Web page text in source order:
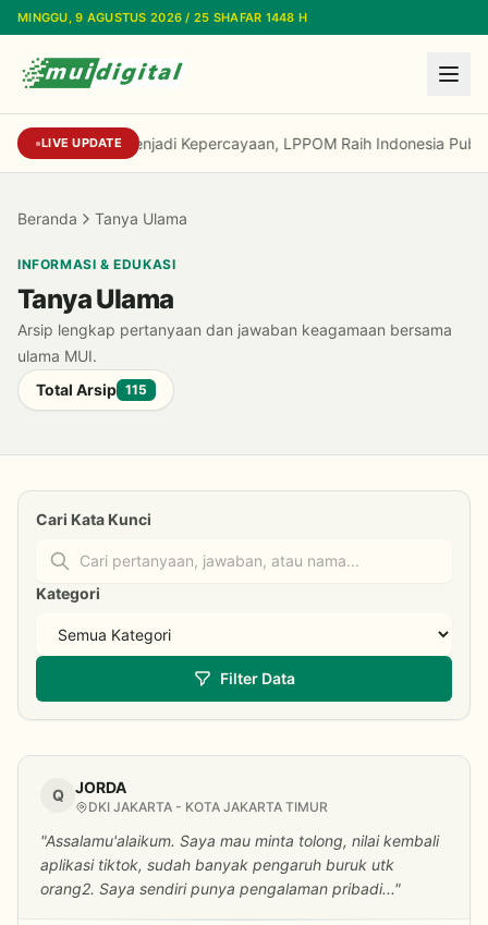
Lewati ke konten utama
MINGGU, 9 AGUSTUS 2026 / 25 SHAFAR 1448 H
LIVE UPDATE
Dari Reputasi Menjadi Kepercayaan, LPPOM Raih Indonesia
Beranda Tanya Ulama
INFORMASI & EDUKASI
Tanya Ulama
Arsip lengkap pertanyaan dan jawaban keagamaan bersama
ulama MUI.
Total Arsip 115
Cari Kata Kunci
Kategori
Filter Data
Q JORDA
DKI JAKARTA - KOTA JAKARTA TIMUR
"Assalamu'alaikum. Saya mau minta tolong, nilai kembali
aplikasi tiktok, sudah banyak pengaruh buruk utk
orang2. Saya sendiri punya pengalaman pribadi..."